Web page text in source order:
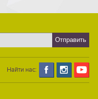
Найти нас: